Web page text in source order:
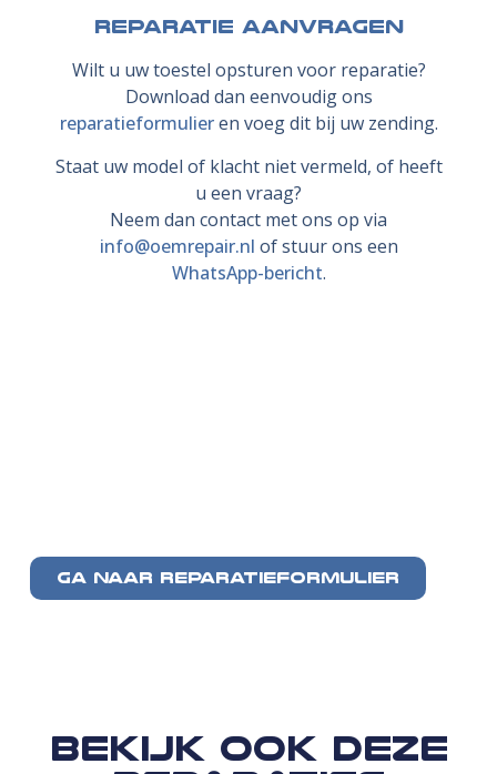
Reparatie aanvragen
Wilt u uw toestel opsturen voor reparatie?
Download dan eenvoudig ons
reparatieformulieren voeg dit bij uw zending.
Staat uw model of klacht niet vermeld, of heeft
u een vraag?
Neem dan contact met ons op via
info@oemrepair.nl of stuur ons een
WhatsApp-bericht.
GA NAAR REPARATIEFORMULIER
Bekijk ook deze